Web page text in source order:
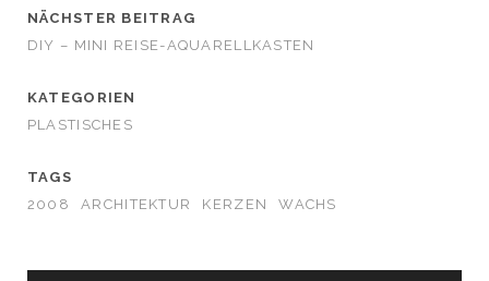
NÄCHSTER BEITRAG
DIY – MINI REISE-AQUARELLKASTEN
KATEGORIEN
PLASTISCHES
TAGS
2008
ARCHITEKTUR KERZEN WACHS